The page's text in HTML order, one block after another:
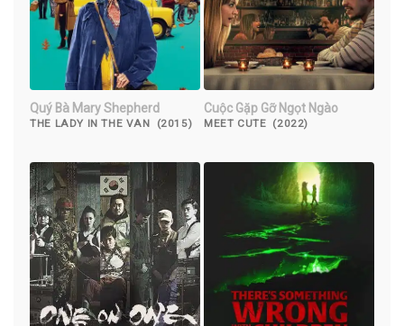
Quý Bà Mary Shepherd
THE LADY IN THE VAN (2015)
Cuộc Gặp Gỡ Ngọt Ngào
MEET CUTE (2022)